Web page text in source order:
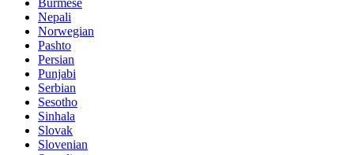
Burmese
Nepali
Norwegian
Pashto
Persian
Punjabi
Serbian
Sesotho
Sinhala
Slovak
Slovenian